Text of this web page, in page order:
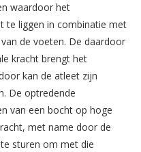
waardoor het
te liggen in combinatie met
de voeten. De daardoor
kracht brengt het
kan de atleet zijn
De optredende
van een bocht op hoge
met name door de
sturen om met die